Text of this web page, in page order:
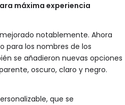
máxima experiencia
notablemente. Ahora
para los nombres de los
se añadieron nuevas opciones
oscuro, claro y negro.
que se